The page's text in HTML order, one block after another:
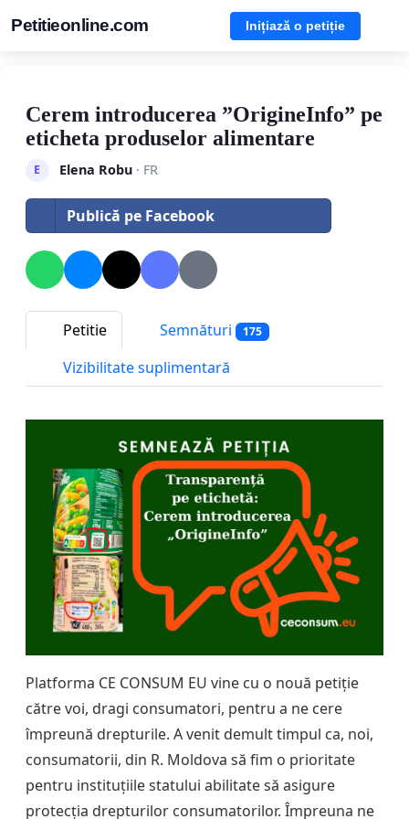
Petitieonline.com Inițiază o petiție
Cerem introducerea ”OrigineInfo” pe
eticheta produselor alimentare
E Elena Robu· FR
Publică pe Facebook
Petitie Semnături 175
Vizibilitate suplimentară
Platforma CE CONSUM EU vine cu o nouă petiție
către voi, dragi consumatori, pentru a ne cere
împreună drepturile. A venit demult timpul ca, noi,
consumatorii, din R. Moldova să fim o prioritate
pentru instituțiile statului abilitate să asigure
protecția drepturilor consumatorilor. Împreuna ne